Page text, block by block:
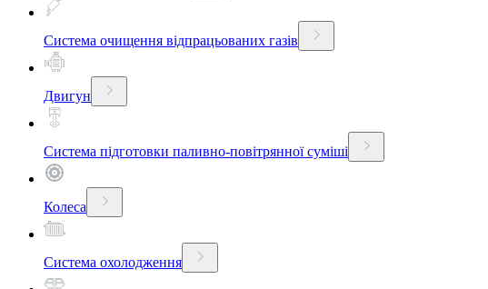
Система очищення відпрацьованих газів
Двигун
Система підготовки паливно-повітрянної суміші
Колеса
Система охолодження